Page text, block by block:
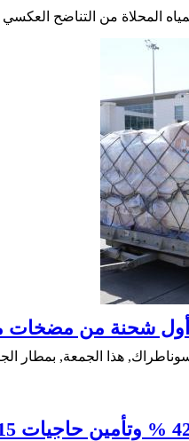
المحلاة من التناضح
أول شحنة من مضخات
هذا الجمعة, بمطار